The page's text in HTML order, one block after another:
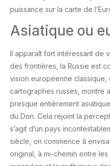
puissance sur la carte de
Asiatique ou
Il apparaît fort intéressant de
des frontières, la Russie est
vision européenne classique,
cartographes russes, montre
presque entièrement
du Don. Cela rejoint la
s’agit d’un pays
siècle, on commence à
original, à mi-chemin entre